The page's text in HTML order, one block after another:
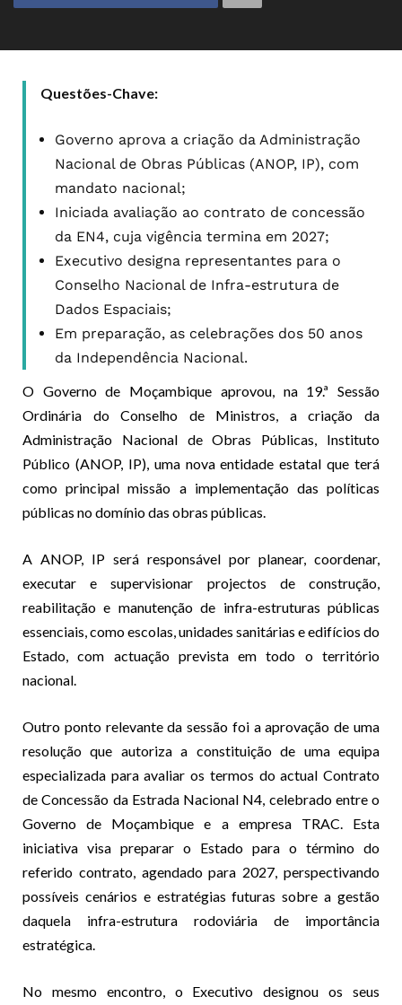
Questões-Chave:
Governo aprova a criação da Administração
Nacional de Obras Públicas (ANOP, IP), com
mandato nacional;
Iniciada avaliação ao contrato de concessão
da EN4, cuja vigência termina em 2027;
Executivo designa representantes para o
Conselho Nacional de Infra-estrutura de
Dados Espaciais;
Em preparação, as celebrações dos 50 anos
da Independência Nacional.
O Governo de Moçambique aprovou, na 19.ª Sessão
Ordinária do Conselho de Ministros, a criação da
Administração Nacional de Obras Públicas, Instituto
Público (ANOP, IP), uma nova entidade estatal que terá
como principal missão a implementação das políticas
públicas no domínio das obras públicas.
A ANOP, IP será responsável por planear, coordenar,
executar e supervisionar projectos de construção,
reabilitação e manutenção de infra-estruturas públicas
essenciais, como escolas, unidades sanitárias e edifícios do
Estado, com actuação prevista em todo o território
nacional.
Outro ponto relevante da sessão foi a aprovação de uma
resolução que autoriza a constituição de uma equipa
especializada para avaliar os termos do actual Contrato
de Concessão da Estrada Nacional N4, celebrado entre o
Governo de Moçambique e a empresa TRAC. Esta
iniciativa visa preparar o Estado para o término do
referido contrato, agendado para 2027, perspectivando
possíveis cenários e estratégias futuras sobre a gestão
daquela infra-estrutura rodoviária de importância
estratégica.
No mesmo encontro, o Executivo designou os seus